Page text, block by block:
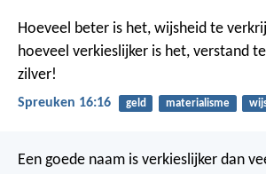
Hoeveel beter is het, wijsheid te
hoeveel verkieslijker is het, verstand
zilver!
Spreuken 16:16 geld materialisme
Een goede naam is verkieslijker dan